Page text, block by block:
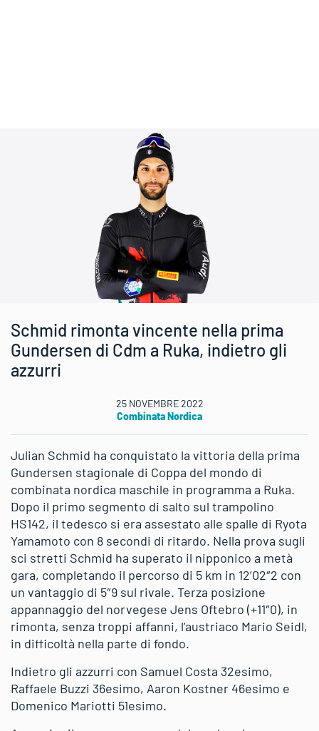
Schmid rimonta vincente nella prima
Gundersen di Cdm a Ruka, indietro gli
azzurri
25 NOVEMBRE 2022
Combinata Nordica
Julian Schmid ha conquistato la vittoria della prima
Gundersen stagionale di Coppa del mondo di
combinata nordica maschile in programma a Ruka.
Dopo il primo segmento di salto sul trampolino
HS142, il tedesco si era assestato alle spalle di Ryota
Yamamoto con 8 secondi di ritardo. Nella prova sugli
sci stretti Schmid ha superato il nipponico a metà
gara, completando il percorso di 5 km in 12’02″2 con
un vantaggio di 5″9 sul rivale. Terza posizione
appannaggio del norvegese Jens Oftebro (+11″0), in
rimonta, senza troppi affanni, l’austriaco Mario Seidl,
in difficoltà nella parte di fondo.
Indietro gli azzurri con Samuel Costa 32esimo,
Raffaele Buzzi 36esimo, Aaron Kostner 46esimo e
Domenico Mariotti 51esimo.